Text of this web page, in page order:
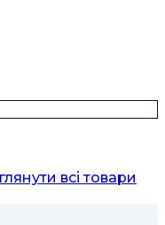
всі товари